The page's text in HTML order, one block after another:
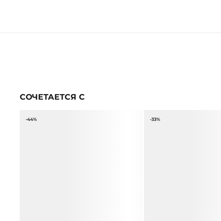
СОЧЕТАЕТСЯ С
-44% -33%